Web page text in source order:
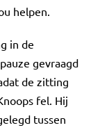
helpen.
in de
gevraagd
de zitting
fel. Hij
tussen